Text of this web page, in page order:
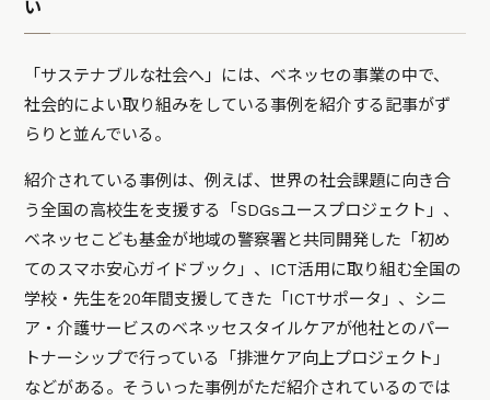
い
「サステナブルな社会へ」には、ベネッセの事業の中で、
社会的によい取り組みをしている事例を紹介する記事がず
らりと並んでいる。
紹介されている事例は、例えば、世界の社会課題に向き合
う全国の高校生を支援する「SDGsユースプロジェクト」、
ベネッセこども基金が地域の警察署と共同開発した「初め
てのスマホ安心ガイドブック」、ICT活用に取り組む全国の
学校・先生を20年間支援してきた「ICTサポータ」、シニ
ア・介護サービスのベネッセスタイルケアが他社とのパー
トナーシップで行っている「排泄ケア向上プロジェクト」
などがある。そういった事例がただ紹介されているのでは